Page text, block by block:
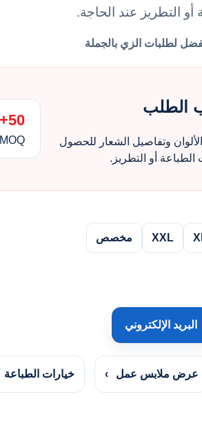
أو التطريز عند الحاجة.
الطلب
وتفاصيل الشعار للحصول
أو التطريز.
50+
MOQ
XXL مخصص
البريد الإلكتروني
عرض ملابس عمل › خيارات الطباعة